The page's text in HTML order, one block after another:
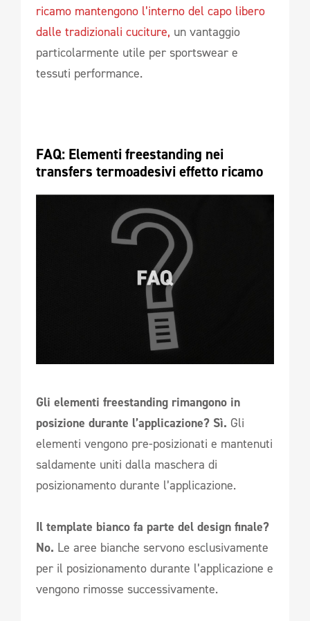
ricamo mantengono l’interno del capo libero
dalle tradizionali cuciture, un vantaggio
particolarmente utile per sportswear e
tessuti performance.
FAQ: Elementi freestanding nei
transfers termoadesivi effetto ricamo
Gli elementi freestanding rimangono in
posizione durante l’applicazione? Sì. Gli
elementi vengono pre-posizionati e mantenuti
saldamente uniti dalla maschera di
posizionamento durante l’applicazione.
Il template bianco fa parte del design finale?
No. Le aree bianche servono esclusivamente
per il posizionamento durante l’applicazione e
vengono rimosse successivamente.